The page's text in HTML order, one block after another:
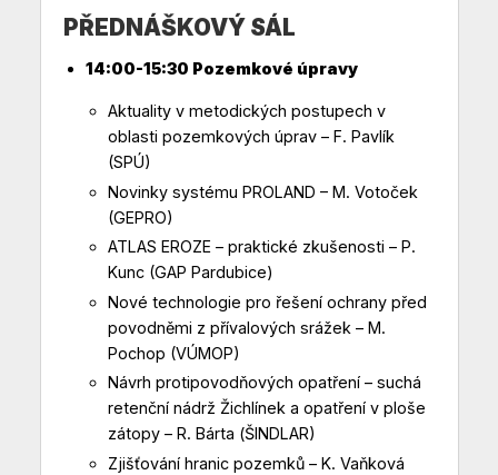
PŘEDNÁŠKOVÝ SÁL
14:00-15:30 Pozemkové úpravy
Aktuality v metodických postupech v
oblasti pozemkových úprav – F. Pavlík
(SPÚ)
Novinky systému PROLAND – M. Votoček
(GEPRO)
ATLAS EROZE – praktické zkušenosti – P.
Kunc (GAP Pardubice)
Nové technologie pro řešení ochrany před
povodněmi z přívalových srážek – M.
Pochop (VÚMOP)
Návrh protipovodňových opatření – suchá
retenční nádrž Žichlínek a opatření v ploše
zátopy – R. Bárta (ŠINDLAR)
Zjišťování hranic pozemků – K. Vaňková